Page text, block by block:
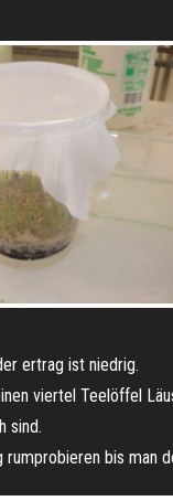
ertrag ist niedrig.
viertel Teelöffel
sind.
rumprobieren bis man